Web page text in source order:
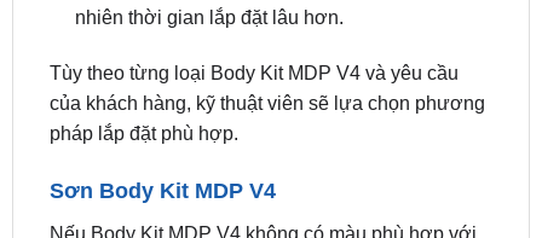
tuy nhiên độ bền không cao.
phương pháp lắp đặt chắc chắn và bền bỉ, tuy
nhiên thời gian lắp đặt lâu hơn.
của khách hàng, kỹ thuật viên sẽ lựa chọn phương
pháp lắp đặt phù hợp.